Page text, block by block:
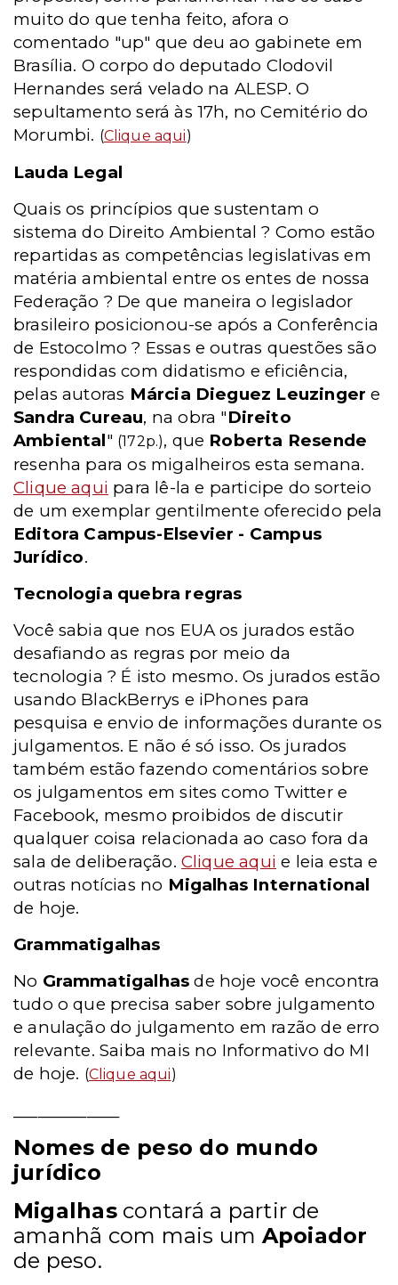
muito do que tenha feito, afora o
comentado "up" que deu ao gabinete em
Brasília. O corpo do deputado Clodovil
Hernandes será velado na ALESP. O
sepultamento será às 17h, no Cemitério do
Morumbi. (Clique aqui)
Lauda Legal
Quais os princípios que sustentam o
sistema do Direito Ambiental ? Como estão
repartidas as competências legislativas em
matéria ambiental entre os entes de nossa
Federação ? De que maneira o legislador
brasileiro posicionou-se após a Conferência
de Estocolmo ? Essas e outras questões são
respondidas com didatismo e eficiência,
pelas autoras Márcia Dieguez Leuzingere
Sandra Cureau, na obra "Direito
Ambiental" (172p.), que Roberta Resende
resenha para os migalheiros esta semana.
Clique aqui para lê-la e participe do sorteio
de um exemplar gentilmente oferecido pela
Editora Campus-Elsevier - Campus
Jurídico.
Tecnologia quebra regras
Você sabia que nos EUA os jurados estão
desafiando as regras por meio da
tecnologia ? É isto mesmo. Os jurados estão
usando BlackBerrys e iPhones para
pesquisa e envio de informações durante os
julgamentos. E não é só isso. Os jurados
também estão fazendo comentários sobre
os julgamentos em sites como Twitter e
Facebook, mesmo proibidos de discutir
qualquer coisa relacionada ao caso fora da
sala de deliberação. Clique aqui e leia esta e
outras notícias no Migalhas International
de hoje.
Grammatigalhas
No Grammatigalhas de hoje você encontra
tudo o que precisa saber sobre julgamento
e anulação do julgamento em razão de erro
relevante. Saiba mais no Informativo do MI
de hoje. (Clique aqui)
Nomes de peso do mundo
jurídico
Migalhascontará a partir de
amanhã com mais um Apoiador
de peso.